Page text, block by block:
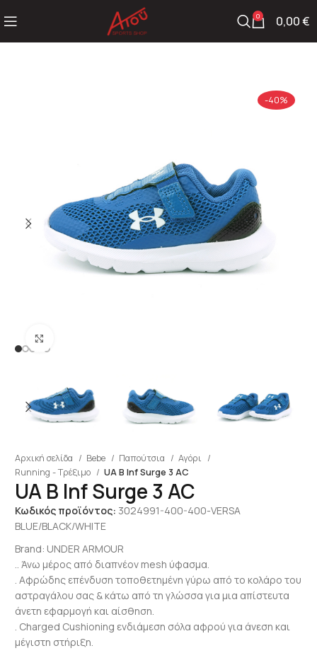
0 0,00€
-40%
Αρχική σελίδα Bebe Παπούτσια
Αγόρι
Running - Τρέξιμο
UA B Inf Surge 3 AC
UA B Inf Surge 3 AC
Κωδικός προϊόντος: 3024991-400-400-VERSA
BLUE/BLACK/WHITE
Brand: UNDER ARMOUR
.. Άνω μέρος από διαπνέον mesh ύφασμα.
. Αφρώδης επένδυση τοποθετημένη γύρω από το κολάρο του
αστραγάλου σας & κάτω από τη γλώσσα για μια απίστευτα
άνετη εφαρμογή και αίσθηση.
. Charged Cushioning ενδιάμεση σόλα αφρού για άνεση και
μέγιστη στήριξη.